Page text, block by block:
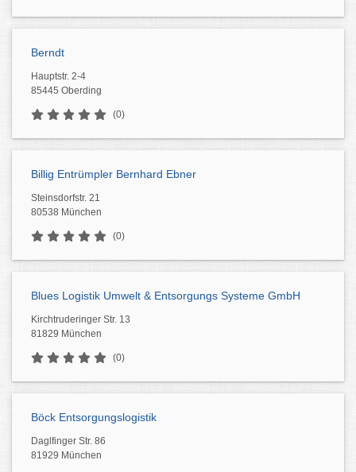
Berndt
Hauptstr. 2-4
85445 Oberding
(0)
Billig Entrümpler Bernhard Ebner
Steinsdorfstr. 21
80538 München
(0)
Blues Logistik Umwelt & Entsorgungs Systeme GmbH
Kirchtruderinger Str. 13
81829 München
(0)
Böck Entsorgungslogistik
Daglfinger Str. 86
81929 München